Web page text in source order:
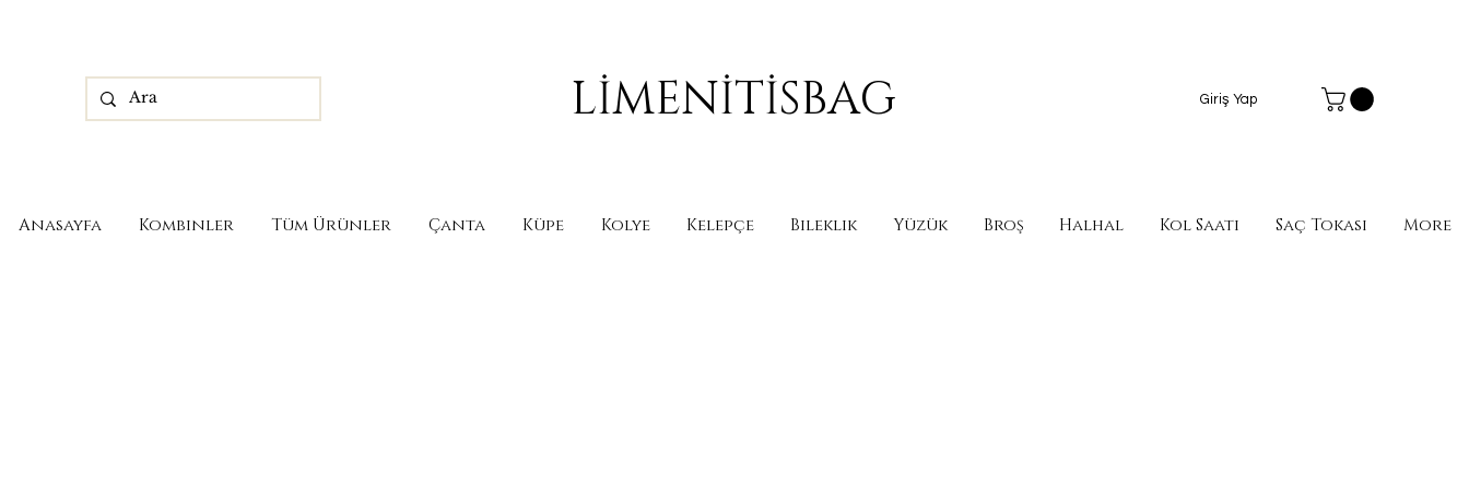
LİMENİTİSBAG Giriş Yap
Anasayfa Kombinler Tüm Ürünler Çanta Küpe Kolye Kelepçe Bileklik Yüzük Broş Halhal Kol Saati Saç Tokası More